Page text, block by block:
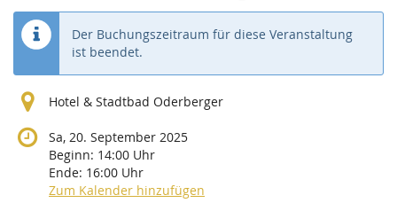
Der Buchungszeitraum für diese Veranstaltung
ist beendet.
Hotel & Stadtbad Oderberger
Sa, 20. September 2025
Beginn: 14:00 Uhr
Ende: 16:00 Uhr
Zum Kalender hinzufügen